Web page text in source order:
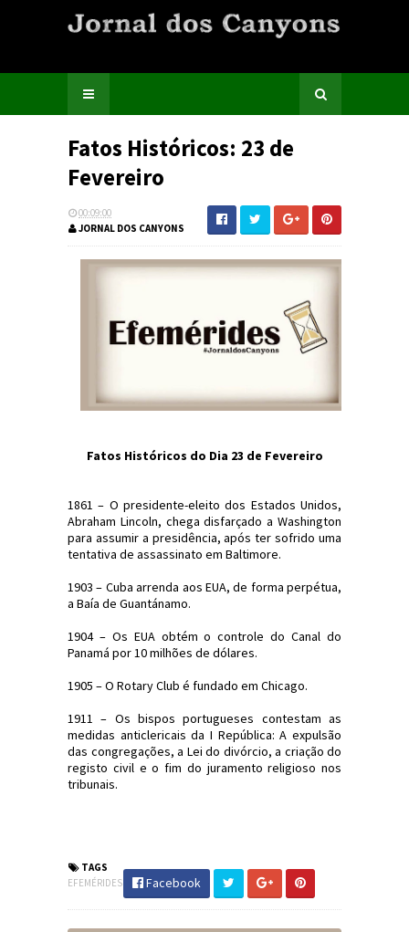
Fatos Históricos: 23 de
Fevereiro
00:09:00
JORNAL DOS CANYONS
Fatos Históricos do Dia 23 de Fevereiro
1861 – O presidente-eleito dos Estados Unidos,
Abraham Lincoln, chega disfarçado a Washington
para assumir a presidência, após ter sofrido uma
tentativa de assassinato em Baltimore.
1903 – Cuba arrenda aos EUA, de forma perpétua,
a Baía de Guantánamo.
1904 – Os EUA obtém o controle do Canal do
Panamá por 10 milhões de dólares.
1905 – O Rotary Club é fundado em Chicago.
1911 – Os bispos portugueses contestam as
medidas anticlericais da I República: A expulsão
das congregações, a Lei do divórcio, a criação do
registo civil e o fim do juramento religioso nos
tribunais.
TAGS
EFEMÉRIDES
Facebook